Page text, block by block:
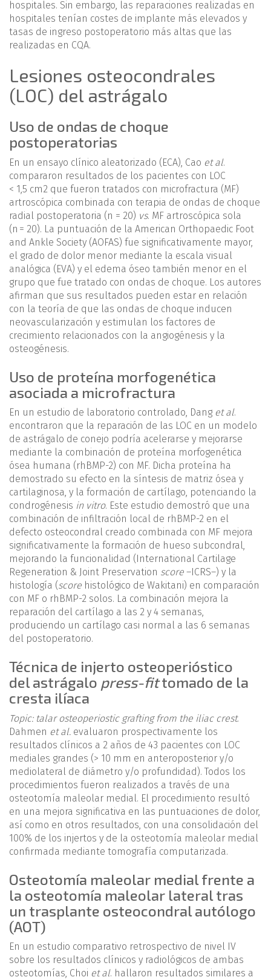
hospitales. Sin embargo, las reparaciones realizadas en
hospitales tenían costes de implante más elevados y
tasas de ingreso postoperatorio más altas que las
realizadas en CQA.
Lesiones osteocondrales
(LOC) del astrágalo
Uso de ondas de choque
postoperatorias
En un ensayo clínico aleatorizado (ECA), Cao et al.
compararon resultados de los pacientes con LOC
< 1,5 cm2 que fueron tratados con microfractura (MF)
artroscópica combinada con terapia de ondas de choque
radial postoperatoria (n = 20) vs. MF artroscópica sola
(n = 20). La puntuación de la American Orthopaedic Foot
and Ankle Society (AOFAS) fue significativamente mayor,
el grado de dolor menor mediante la escala visual
analógica (EVA) y el edema óseo también menor en el
grupo que fue tratado con ondas de choque. Los autores
afirman que sus resultados pueden estar en relación
con la teoría de que las ondas de choque inducen
neovascularización y estimulan los factores de
crecimiento relacionados con la angiogénesis y la
osteogénesis.
Uso de proteína morfogenética
asociada a microfractura
En un estudio de laboratorio controlado, Dang et al.
encontraron que la reparación de las LOC en un modelo
de astrágalo de conejo podría acelerarse y mejorarse
mediante la combinación de proteína morfogenética
ósea humana (rhBMP-2) con MF. Dicha proteína ha
demostrado su efecto en la síntesis de matriz ósea y
cartilaginosa, y la formación de cartílago, potenciando la
condrogénesis in vitro. Este estudio demostró que una
combinación de infiltración local de rhBMP-2 en el
defecto osteocondral creado combinada con MF mejora
significativamente la formación de hueso subcondral,
mejorando la funcionalidad (International Cartilage
Regeneration & Joint Preservation score –ICRS–) y la
histología (score histológico de Wakitani) en comparación
con MF o rhBMP-2 solos. La combinación mejora la
reparación del cartílago a las 2 y 4 semanas,
produciendo un cartílago casi normal a las 6 semanas
del postoperatorio.
Técnica de injerto osteoperióstico
del astrágalo press-fittomado de la
cresta ilíaca
Topic: talar osteoperiostic grafting from the iliac crest.
Dahmen et al. evaluaron prospectivamente los
resultados clínicos a 2 años de 43 pacientes con LOC
mediales grandes (> 10 mm en anteroposterior y/o
mediolateral de diámetro y/o profundidad). Todos los
procedimientos fueron realizados a través de una
osteotomía maleolar medial. El procedimiento resultó
en una mejora significativa en las puntuaciones de dolor,
así como en otros resultados, con una consolidación del
100% de los injertos y de la osteotomía maleolar medial
confirmada mediante tomografía computarizada.
Osteotomía maleolar medial frente a
la osteotomía maleolar lateral tras
un trasplante osteocondral autólogo
(AOT)
En un estudio comparativo retrospectivo de nivel IV
sobre los resultados clínicos y radiológicos de ambas
osteotomías, Choi et al. hallaron resultados similares a